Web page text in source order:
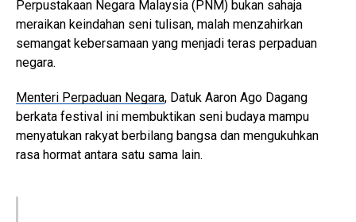
Perpustakaan Negara Malaysia (PNM) bukan sahaja
meraikan keindahan seni tulisan, malah menzahirkan
semangat kebersamaan yang menjadi teras perpaduan
negara.
Menteri Perpaduan Negara, Datuk Aaron Ago Dagang
berkata festival ini membuktikan seni budaya mampu
menyatukan rakyat berbilang bangsa dan mengukuhkan
rasa hormat antara satu sama lain.